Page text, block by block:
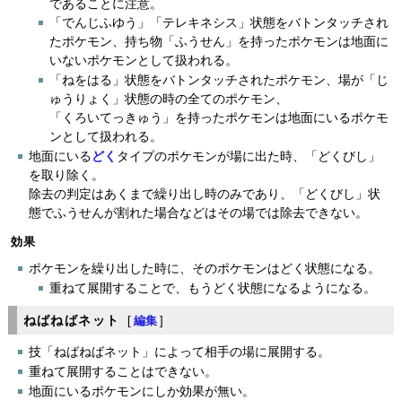
であることに注意。
「でんじふゆう」「テレキネシス」状態をバトンタッチされ
たポケモン、持ち物「ふうせん」を持ったポケモンは地面に
いないポケモンとして扱われる。
「ねをはる」状態をバトンタッチされたポケモン、場が「じ
ゅうりょく」状態の時の全てのポケモン、
「くろいてっきゅう」を持ったポケモンは地面にいるポケモ
ンとして扱われる。
地面にいる どく タイプのポケモンが場に出た時、「どくびし」
を取り除く。
除去の判定はあくまで繰り出し時のみであり、「どくびし」状
態でふうせんが割れた場合などはその場では除去できない。
効果
ポケモンを繰り出した時に、そのポケモンはどく状態になる。
重ねて展開することで、もうどく状態になるようになる。
ねばねばネット [ 編集 ]
技「ねばねばネット」によって相手の場に展開する。
重ねて展開することはできない。
地面にいるポケモンにしか効果が無い。